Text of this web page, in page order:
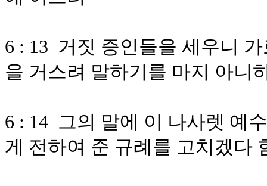
6 : 13 거짓 증인들을 세우니
을 거스려 말하기를 마지 아니
6 : 14 그의 말에 이 나사렛 예
게 전하여 준 규례를 고치겠다